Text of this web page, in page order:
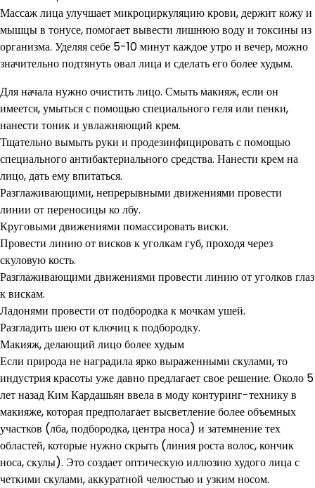
Массаж лица улучшает микроциркуляцию крови, держит кожу и
мышцы в тонусе, помогает вывести лишнюю воду и токсины из
организма. Уделяя себе 5-10 минут каждое утро и вечер, можно
значительно подтянуть овал лица и сделать его более худым.
Для начала нужно очистить лицо. Смыть макияж, если он
имеется, умыться с помощью специального геля или пенки,
нанести тоник и увлажняющий крем.
Тщательно вымыть руки и продезинфицировать с помощью
специального антибактериального средства. Нанести крем на
лицо, дать ему впитаться.
Разглаживающими, непрерывными движениями провести
линии от переносицы ко лбу.
Круговыми движениями помассировать виски.
Провести линию от висков к уголкам губ, проходя через
скуловую кость.
Разглаживающими движениями провести линию от уголков глаз
к вискам.
Ладонями провести от подбородка к мочкам ушей.
Разгладить шею от ключиц к подбородку.
Макияж, делающий лицо более худым
Если природа не наградила ярко выраженными скулами, то
индустрия красоты уже давно предлагает свое решение. Около 5
лет назад Ким Кардашьян ввела в моду контуринг-технику в
макияже, которая предполагает высветление более объемных
участков (лба, подбородка, центра носа) и затемнение тех
областей, которые нужно скрыть (линия роста волос, кончик
носа, скулы). Это создает оптическую иллюзию худого лица с
четкими скулами, аккуратной челюстью и узким носом.